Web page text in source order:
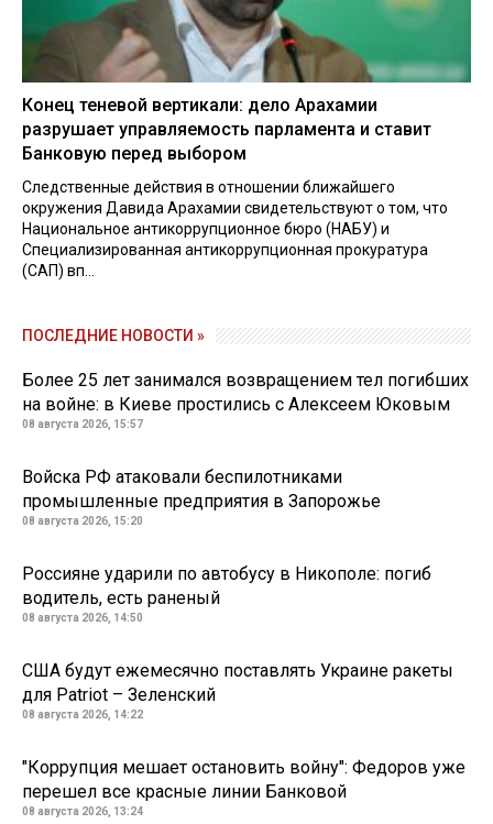
Конец теневой вертикали: дело Арахамии
разрушает управляемость парламента и ставит
Банковую перед выбором
Следственные действия в отношении ближайшего
окружения Давида Арахамии свидетельствуют о том, что
Национальное антикоррупционное бюро (НАБУ) и
Специализированная антикоррупционная прокуратура
(САП) вп...
ПОСЛЕДНИЕ НОВОСТИ »
Более 25 лет занимался возвращением тел погибших
на войне: в Киеве простились с Алексеем Юковым
08 августа 2026, 15:57
Войска РФ атаковали беспилотниками
промышленные предприятия в Запорожье
08 августа 2026, 15:20
Россияне ударили по автобусу в Никополе: погиб
водитель, есть раненый
08 августа 2026, 14:50
США будут ежемесячно поставлять Украине ракеты
для Patriot – Зеленский
08 августа 2026, 14:22
"Коррупция мешает остановить войну": Федоров уже
перешел все красные линии Банковой
08 августа 2026, 13:24